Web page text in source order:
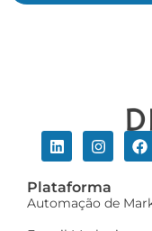
Plataforma
Automação de